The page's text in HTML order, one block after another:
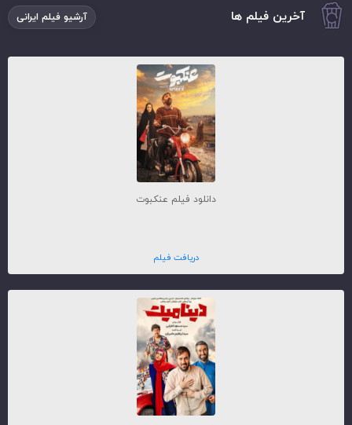
آخرین فیلم ها آرشیو فیلم ایرانی
دانلود فیلم عنکبوت
دریافت فیلم